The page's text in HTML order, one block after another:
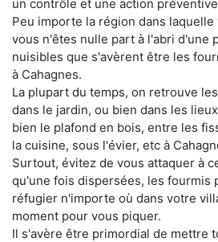
un contrôle et une action
Peu importe la région dans
vous n'êtes nulle part à l'abri d'une
nuisibles que s'avèrent être les
à Cahagnes.
La plupart du temps, on retrouve
dans le jardin, ou bien dans les
bien le plafond en bois, entre les
la cuisine, sous l'évier, etc à
Surtout, évitez de vous attaquer à
qu'une fois dispersées, les fourmis
réfugier n'importe où dans votre
moment pour vous piquer.
Il s'avère être primordial de mettre